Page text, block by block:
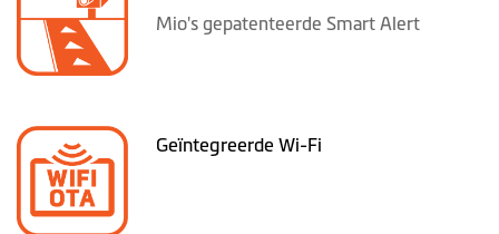
Mio's gepatenteerde Smart Alert
Geïntegreerde Wi-Fi